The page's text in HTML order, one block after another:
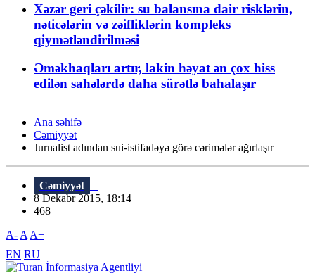
Xəzər geri çəkilir: su balansına dair risklərin,
nəticələrin və zəifliklərin kompleks
qiymətləndirilməsi
Əməkhaqları artır, lakin həyat ən çox hiss
edilən sahələrdə daha sürətlə bahalaşır
Ana səhifə
Cəmiyyət
Jurnalist adından sui-istifadəyə görə cərimələr ağırlaşır
Cəmiyyət
8 Dekabr 2015, 18:14
468
A- A A+
EN RU